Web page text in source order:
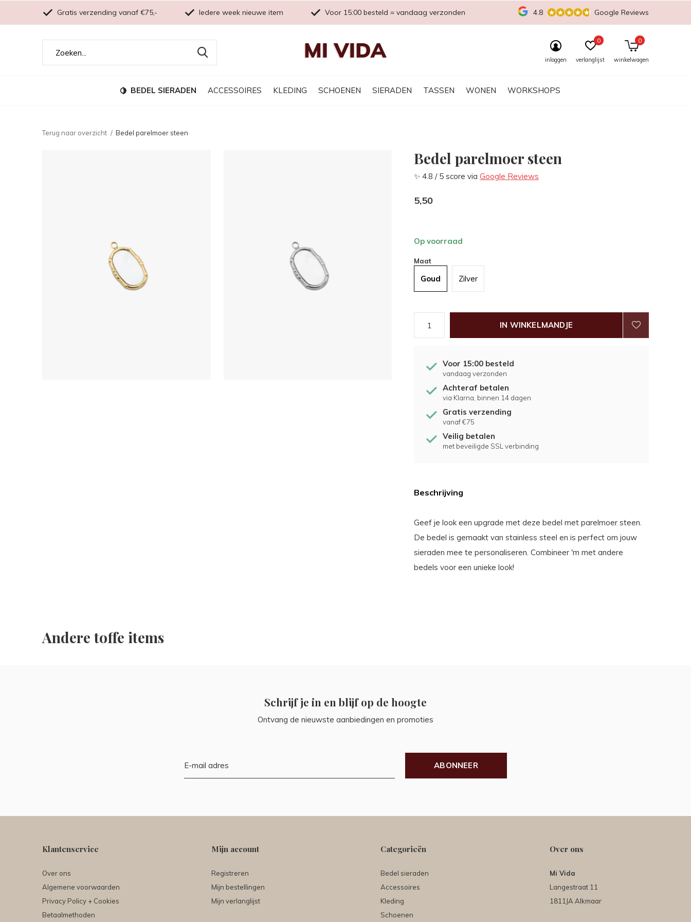
BEDEL SIERADEN ACCESSOIRES KLEDING SCHOENEN SIERADEN TASSEN WONEN WORKSHOPS
inloggen verlanglijst
0
winkelwagen
0
Gratis verzending vanaf €75,- Iedere week nieuwe item Voor 15:00 besteld = vandaag verzonden 4.8 Google Reviews
Terug naar overzicht Bedel parelmoer steen
Bedel parelmoer steen
✨ 4.8 / 5 score via Google Reviews
5,50
Op voorraad
Maat
Goud Zilver
IN WINKELMANDJE
Voor 15:00 besteld
vandaag verzonden
Achteraf betalen
via Klarna, binnen 14 dagen
Gratis verzending
vanaf €75
Veilig betalen
met beveiligde SSL verbinding
Beschrijving
Geef je look een upgrade met deze bedel met parelmoer steen.
De bedel is gemaakt van stainless steel en is perfect om jouw
sieraden mee te personaliseren. Combineer 'm met andere
bedels voor een unieke look!
Andere toffe items
Schrijf je in en blijf op de hoogte
Ontvang de nieuwste aanbiedingen en promoties
ABONNEER
Klantenservice
Over ons
Algemene voorwaarden
Privacy Policy + Cookies
Betaalmethoden
Mijn account
Registreren
Mijn bestellingen
Mijn verlanglijst
Categorieën
Bedel sieraden
Accessoires
Kleding
Schoenen
Over ons
Mi Vida
Langestraat 11
1811JA Alkmaar